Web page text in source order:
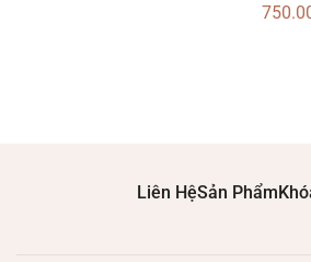
Liên HệSản Phẩm